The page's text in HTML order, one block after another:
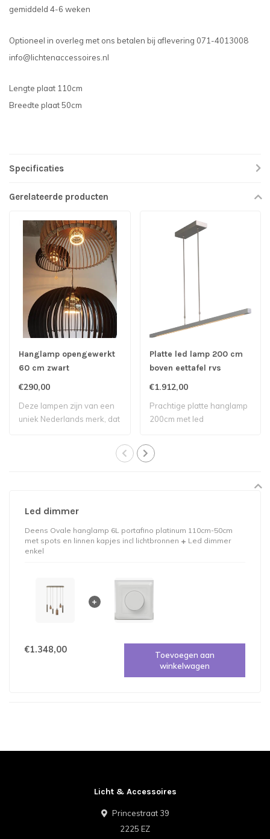
gemiddeld 4-6 weken
Optioneel in overleg met ons betalen bij aflevering 071-4013008
info@lichtenaccessoires.nl
Lengte plaat 110cm
Breedte plaat 50cm
Specificaties
Gerelateerde producten
Hanglamp opengewerkt
60 cm zwart
€290,00
Deze lampen zijn van een
uniek Nederlands merk, dat
Platte led lamp 200 cm
boven eettafel rvs
€1.912,00
Prachtige platte hanglamp
200cm met led
Led dimmer
Deens Ovale hanglamp 6L portafino platinum 110cm-50cm
met spots en linnen kapjes incl lichtbronnen
Led dimmer
enkel
€1.348,00
Toevoegen aan
winkelwagen
Licht & Accessoires
Princestraat 39
2225 EZ